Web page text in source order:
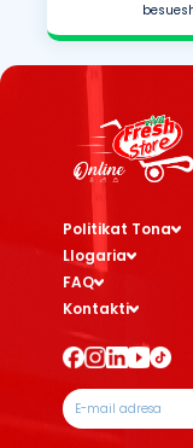
Politikat Tona
Llogaria
FAQ
Kontakti